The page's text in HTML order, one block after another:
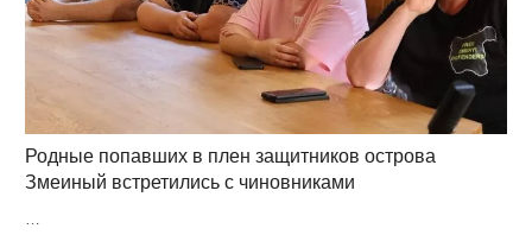
Родные попавших в плен защитников острова
Змеиный встретились с чиновниками
…